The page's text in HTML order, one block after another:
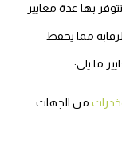
بها عدة معايير
مما يحفظ
ما يلي:
من الجهات